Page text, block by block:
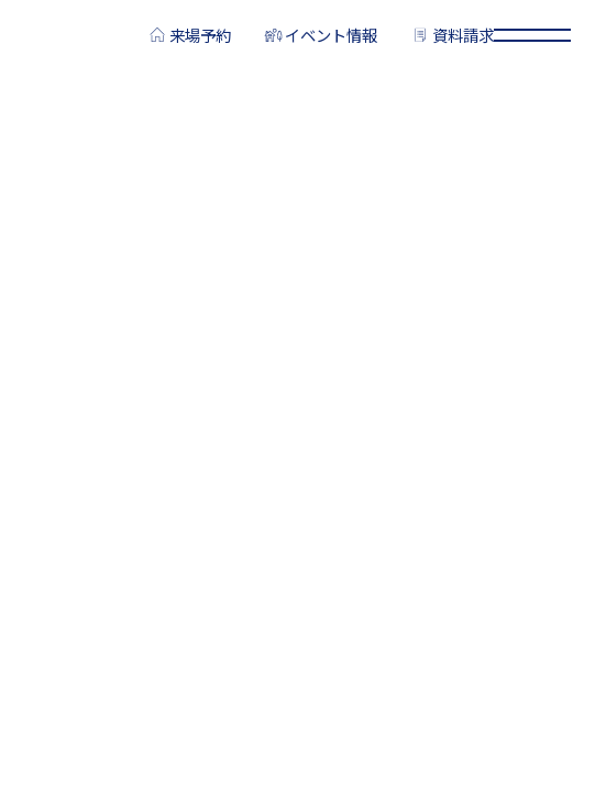
来場予約 イベント情報 資料請求